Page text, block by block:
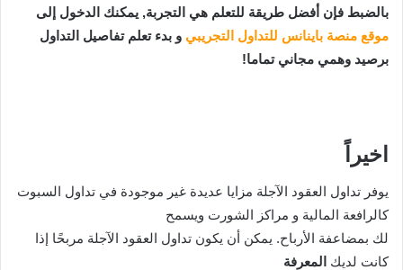
بالضبط فإن أفضل طريقة للتعلم هي التجربة, يمكنك الدخول إلى
موقع منصة باينانس للتداول التجريبي و بدء تعلم تفاصيل التداول
برصيد وهمي مجاني تماما!
اخيراً
يوفر تداول العقود الآجلة مزايا عديدة غير موجودة في تداول السبوت
كالرافعة المالية و مراكز الشورت ويسمح
لك بمضاعفة الأرباح. يمكن أن يكون تداول العقود الآجلة مربحًا إذا
كانت لديك المعرفة